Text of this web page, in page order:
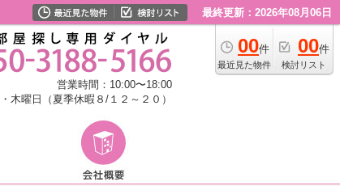
最終更新：2026年08月06日
00件
最近見た物件
00件
検討リスト
営業時間：10:00〜18:00
木曜日（夏季休暇８/１２～２０）